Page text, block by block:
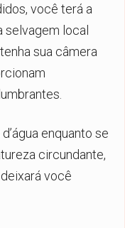
você terá a
selvagem local
sua câmera
enquanto se
circundante,
você